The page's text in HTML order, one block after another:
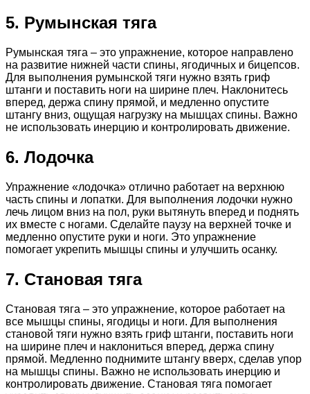
5. Румынская тяга
Румынская тяга – это упражнение, которое направлено
на развитие нижней части спины, ягодичных и бицепсов.
Для выполнения румынской тяги нужно взять гриф
штанги и поставить ноги на ширине плеч. Наклонитесь
вперед, держа спину прямой, и медленно опустите
штангу вниз, ощущая нагрузку на мышцах спины. Важно
не использовать инерцию и контролировать движение.
6. Лодочка
Упражнение «лодочка» отлично работает на верхнюю
часть спины и лопатки. Для выполнения лодочки нужно
лечь лицом вниз на пол, руки вытянуть вперед и поднять
их вместе с ногами. Сделайте паузу на верхней точке и
медленно опустите руки и ноги. Это упражнение
помогает укрепить мышцы спины и улучшить осанку.
7. Становая тяга
Становая тяга – это упражнение, которое работает на
все мышцы спины, ягодицы и ноги. Для выполнения
становой тяги нужно взять гриф штанги, поставить ноги
на ширине плеч и наклониться вперед, держа спину
прямой. Медленно поднимите штангу вверх, сделав упор
на мышцы спины. Важно не использовать инерцию и
контролировать движение. Становая тяга помогает